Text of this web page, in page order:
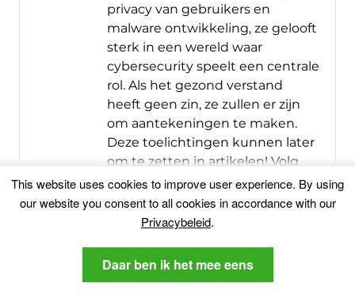
privacy van gebruikers en
malware ontwikkeling, ze gelooft
sterk in een wereld waar
cybersecurity speelt een centrale
rol. Als het gezond verstand
heeft geen zin, ze zullen er zijn
om aantekeningen te maken.
Deze toelichtingen kunnen later
om te zetten in artikelen! Volg
Milena @Milenyim
Meer berichten
This website uses cookies to improve user experience. By using
our website you consent to all cookies in accordance with our
Privacybeleid.
Daar ben ik het mee eens